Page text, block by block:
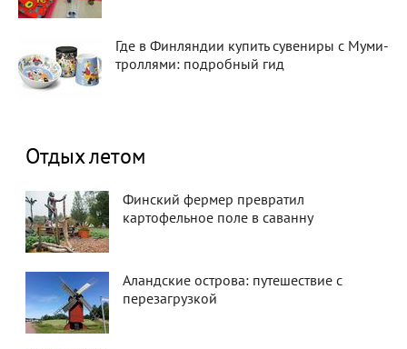
Где в Финляндии купить сувениры с Муми-
троллями: подробный гид
Отдых летом
Финский фермер превратил
картофельное поле в саванну
Аландские острова: путешествие с
перезагрузкой